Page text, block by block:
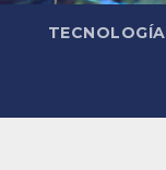
TECNOLOGÍA